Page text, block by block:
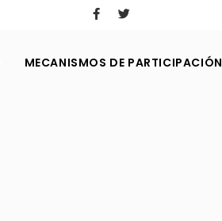
MECANISMOS DE PARTICIPACIÓN